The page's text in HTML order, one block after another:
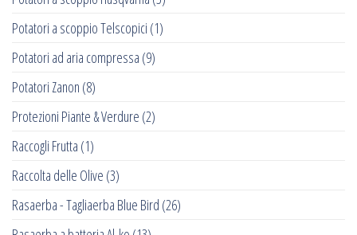
Potatori a scoppio Telscopici (1)
Potatori ad aria compressa (9)
Potatori Zanon (8)
Protezioni Piante & Verdure (2)
Raccogli Frutta (1)
Raccolta delle Olive (3)
Rasaerba - Tagliaerba Blue Bird (26)